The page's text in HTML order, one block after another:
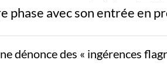
phase avec son entrée en
dénonce des « ingérences